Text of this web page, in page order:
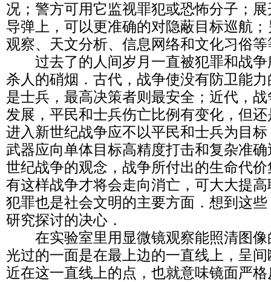
况；警方可用它监视罪犯或恐怖分子；
导弹上，可以更准确的对隐蔽目标巡航
观察、天文分析、信息网络和文化习俗
过去了的人间岁月一直被犯罪和战争
杀人的硝烟．古代，战争使没有防卫能
是士兵，最高决策者则最安全；近代，
发展，平民和士兵伤亡比例有变化，但
进入新世纪战争应不以平民和士兵为目
武器应向单体目标高精度打击和复杂准
世纪战争的观念，战争所付出的生命代
有这样战争才将会走向消亡，可大大提
犯罪也是社会文明的主要方面．想到这
研究探讨的决心．
在实验室里用显微镜观察能照清图像
光过的一面是在最上边的一直线上，呈
近在这一直线上的点，也就意味镜面严